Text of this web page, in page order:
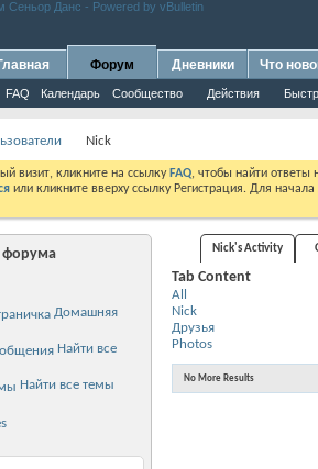
Форум
FAQ Календарь Сообщество Действия
Дневники Что
Nick
визит, кликните на ссылку FAQ, чтобы найти
или кликните вверху ссылку Регистрация. Для
Домашняя
Найти все
Найти все темы
Nick's Activity
Tab Content
All
Nick
Друзья
Photos
No More Results